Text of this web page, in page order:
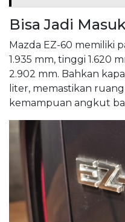
Bisa Jadi
Mazda EZ-60 memiliki
1.935 mm, tinggi 1.620
2.902 mm. Bahkan
liter, memastikan
kemampuan angkut